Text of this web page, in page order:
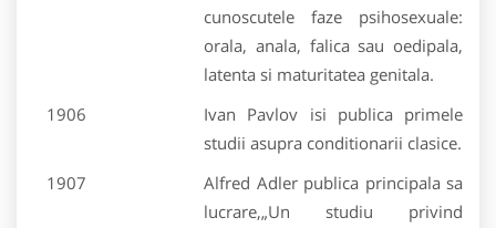
cunoscutele faze psihosexuale:
orala, anala, falica sau oedipala,
latenta si maturitatea genitala.
1906
Ivan Pavlov isi publica primele
studii asupra conditionarii clasice.
1907
Alfred Adler publica principala sa
lucrare,„Un studiu privind